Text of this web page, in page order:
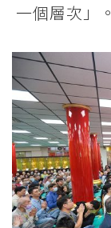
一個層次」。